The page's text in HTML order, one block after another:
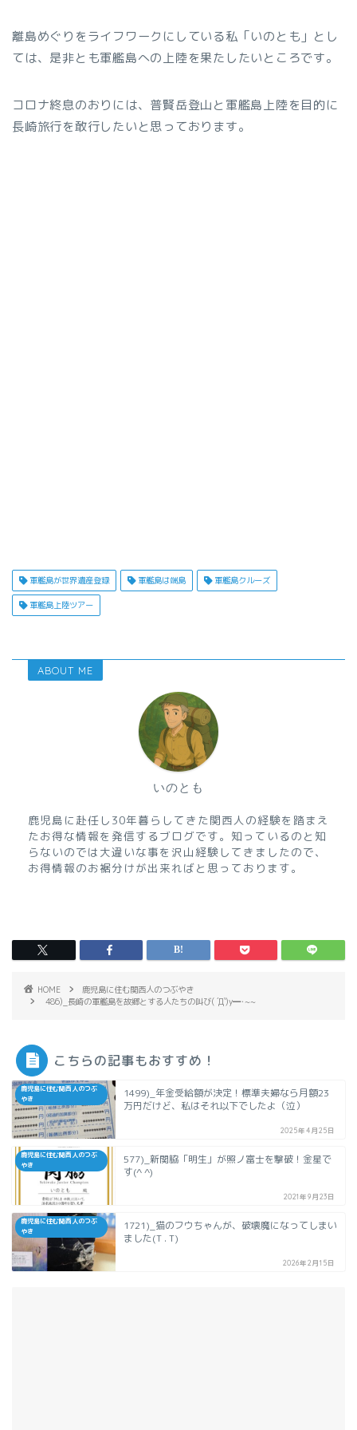
離島めぐりをライフワークにしている私「いのとも」とし
ては、是非とも軍艦島への上陸を果たしたいところです。
コロナ終息のおりには、普賢岳登山と軍艦島上陸を目的に
長崎旅行を敢行したいと思っております。
軍艦島が世界遺産登録 軍艦島は端島 軍艦島クルーズ
軍艦島上陸ツアー
ABOUT ME
いのとも
鹿児島に赴任し30年暮らしてきた関西人の経験を踏まえ
たお得な情報を発信するブログです。知っているのと知
らないのでは大違いな事を沢山経験してきましたので、
お得情報のお裾分けが出来ればと思っております。
HOME
鹿児島に住む関西人のつぶやき
486)_長崎の軍艦島を故郷とする人たちの叫び( ´Д`)y━･~~
こちらの記事もおすすめ！
鹿児島に住む関西人のつぶ
やき
1499)_年金受給額が決定！標準夫婦なら月額23
万円だけど、私はそれ以下でしたよ（泣）
2025年4月25日
鹿児島に住む関西人のつぶ
やき
577)_新関脇「明生」が照ノ富士を撃破！金星で
す(^ ^)
2021年9月23日
鹿児島に住む関西人のつぶ
やき
1721)_猫のフウちゃんが、破壊魔になってしまい
ました(T . T)
2026年2月15日